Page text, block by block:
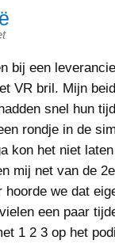
bij een
VR bril. Mijn
snel hun
rondje in de
kon het niet
mij net van de
we dat
een paar
1 2 3 op het